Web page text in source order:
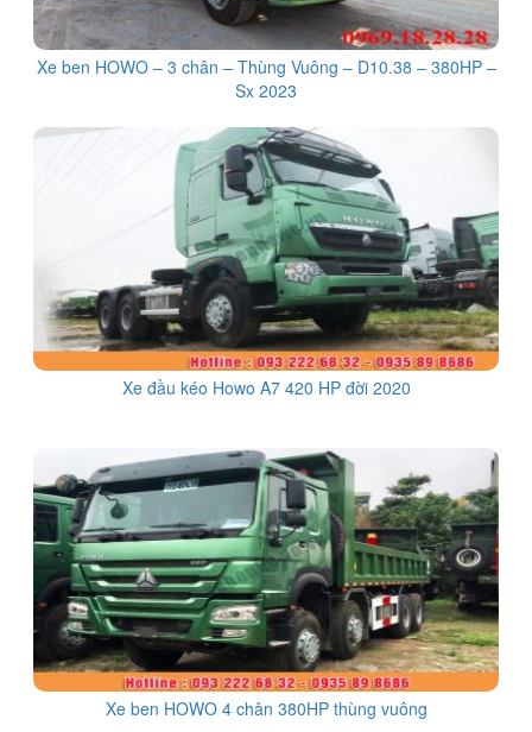
Xe ben HOWO – 3 chân – Thùng Vuông – D10.38 – 380HP –
Sx 2023
Xe đầu kéo Howo A7 420 HP đời 2020
Xe ben HOWO 4 chân 380HP thùng vuông